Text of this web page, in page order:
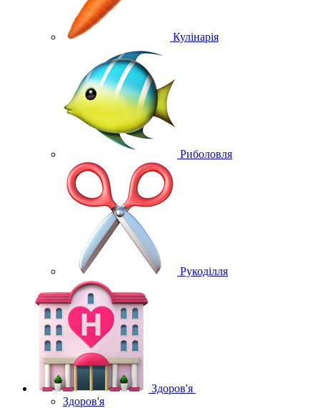
Кулінарія
Риболовля
Рукоділля
Здоров'я
Здоров'я